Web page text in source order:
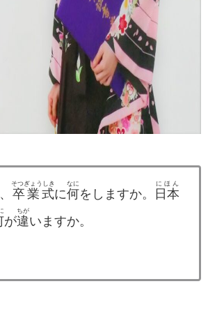
卒業式
そつぎょうしき
に何
なに
をしますか。 日本
にほん
が違
ちが
いますか。